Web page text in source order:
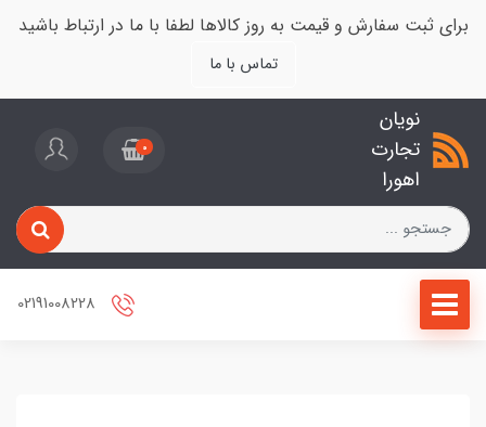
برای ثبت سفارش و قیمت به روز کالاها لطفا با ما در ارتباط باشید
تماس با ما
نویان
تجارت
اهورا
0